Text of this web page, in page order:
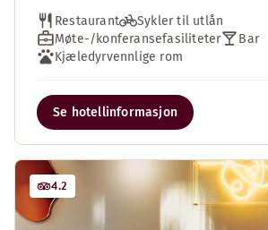
Restaurant
Sykler til utlån
Møte-/konferansefasiliteter
Bar
Kjæledyrvennlige rom
Se hotellinformasjon
4.2